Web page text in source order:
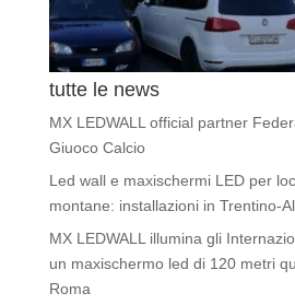
tutte le news
MX LEDWALL official partner
Giuoco Calcio
Led wall e maxischermi LED per
montane: installazioni in Trentino-
MX LEDWALL illumina gli
un maxischermo led di 120 metri
Roma